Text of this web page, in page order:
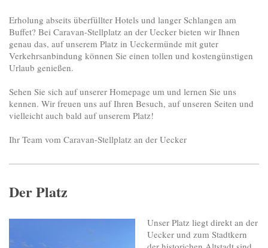
Erholung abseits überfüllter Hotels und langer Schlangen am
Buffet? Bei Caravan-Stellplatz an der Uecker bieten wir Ihnen
genau das, auf unserem Platz in Ueckermünde mit guter
Verkehrsanbindung können Sie einen tollen und kostengünstigen
Urlaub genießen.
Sehen Sie sich auf unserer Homepage um und lernen Sie uns
kennen. Wir freuen uns auf Ihren Besuch, auf unseren Seiten und
vielleicht auch bald auf unserem Platz!
Ihr Team vom Caravan-Stellplatz an der Uecker
Der Platz
Unser Platz liegt direkt an der
Uecker und zum Stadtkern